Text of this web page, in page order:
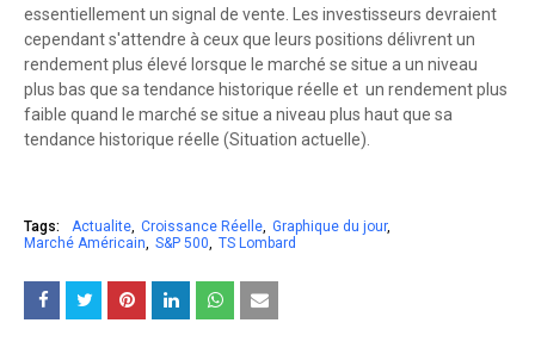
essentiellement un signal de vente. Les investisseurs devraient
cependant s'attendre à ceux que leurs positions délivrent un
rendement plus élevé lorsque le marché se situe a un niveau
plus bas que sa tendance historique réelle et un rendement plus
faible quand le marché se situe a niveau plus haut que sa
tendance historique réelle (Situation actuelle).
Tags: Actualite Croissance Réelle Graphique du jour
Marché Américain
S&P 500 TS Lombard